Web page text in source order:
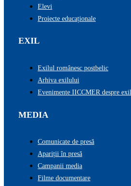
Elevi
Proiecte educaționale
EXIL
Exilul românesc postbelic
Arhiva exilului
Evenimente IICCMER despre exil
MEDIA
Comunicate de presă
Apariții în presă
Campanii media
Filme documentare